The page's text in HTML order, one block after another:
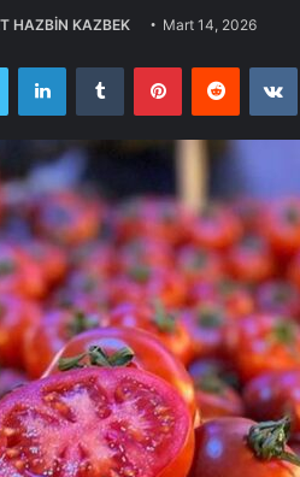
HAZBİN KAZBEK Mart 14, 2026
Twitter LinkedInTumblr PinterestReddit